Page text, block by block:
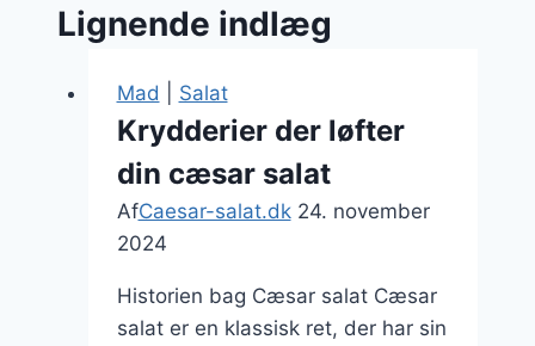
Lignende indlæg
Mad Salat
Krydderier der løfter
din cæsar salat
AfCaesar-salat.dk 24. november
2024
Historien bag Cæsar salat Cæsar
salat er en klassisk ret, der har sin